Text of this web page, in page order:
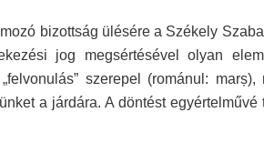
bizottság ülésére a Székely
jog megsértésével olyan
szerepel (románul:
a járdára. A döntést